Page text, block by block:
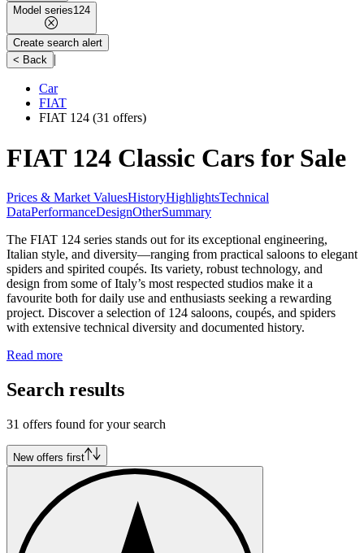
Model series124
Create search alert
< Back |
Car
FIAT
FIAT 124 (31 offers)
FIAT 124 Classic Cars for Sale
Prices & Market ValuesHistoryHighlightsTechnical
DataPerformanceDesignOtherSummary
The FIAT 124 series stands out for its exceptional engineering,
Italian style, and diversity—ranging from practical saloons to elegant
spiders and spirited coupés. Its variety, robust technology, and
design from some of Italy’s most respected studios make it a
favourite both for daily use and enthusiasts seeking a rewarding
project. Discover a selection of 124 saloons, coupés, and spiders
with extensive technical diversity and documented history.
Read more
Search results
31 offers found for your search
New offers first